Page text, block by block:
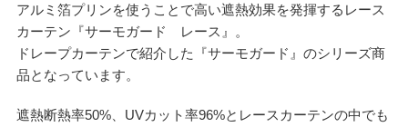
アルミ箔プリンを使うことで高い遮熱効果を発揮するレース
カーテン『サーモガード レース』。
ドレープカーテンで紹介した『サーモガード』のシリーズ商
品となっています。
遮熱断熱率50%、UVカット率96%とレースカーテンの中でも